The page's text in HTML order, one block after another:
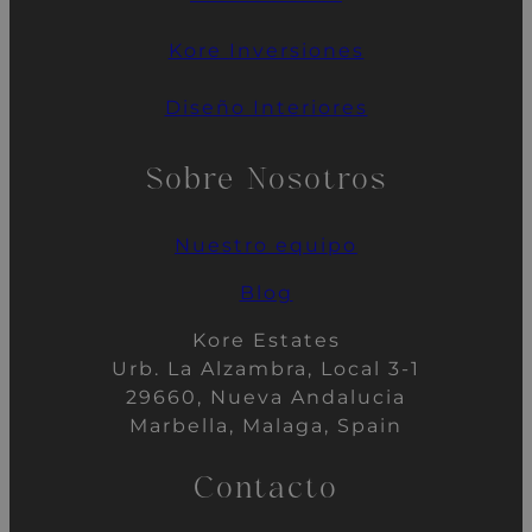
Kore Inversiones
Diseño Interiores
Sobre Nosotros
Nuestro equipo
Blog
Kore Estates
Urb. La Alzambra, Local 3-1
29660, Nueva Andalucia
Marbella, Malaga, Spain
Contacto